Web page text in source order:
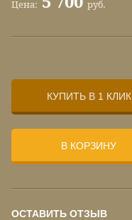
Цена: руб.
КУПИТЬ В 1 КЛИК
В КОРЗИНУ
ОСТАВИТЬ ОТЗЫВ